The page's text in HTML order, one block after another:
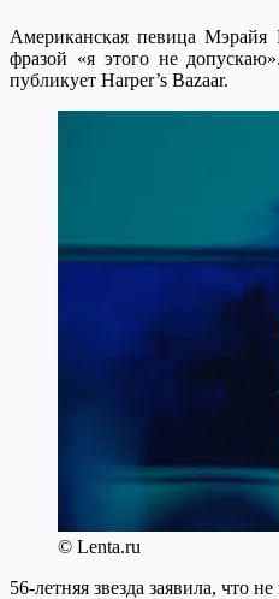
Американская певица Мэрайя
фразой «я этого не
публикует Harper’s Bazaar.
© Lenta.ru
56-летняя звезда заявила, что